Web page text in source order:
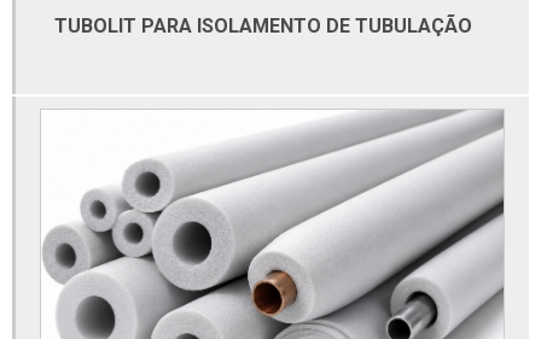
Empresa de material eletrico em sao paulo
Empresa especializada em automação
Empresa especializadas em automação comercial
Empresas de automação industrial em são paulo
Esmerilhadeiras valores
TUBOLIT PARA ISOLAMENTO DE TUBULAÇÃO